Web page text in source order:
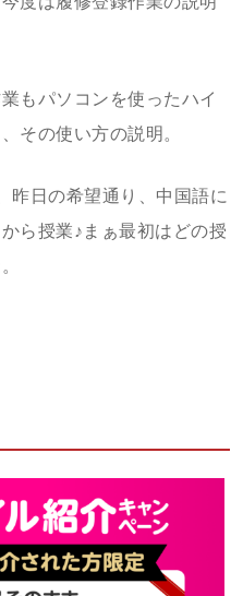
もパソコンを使ったハイ
その使い方の説明。
昨日の希望通り、中国語に
ら授業♪まぁ最初はどの授